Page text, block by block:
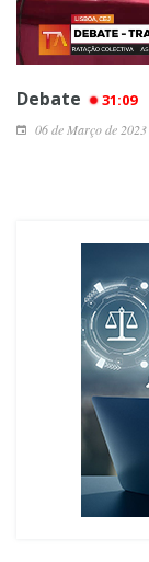
Debate 31:09
06 de Março de 2023